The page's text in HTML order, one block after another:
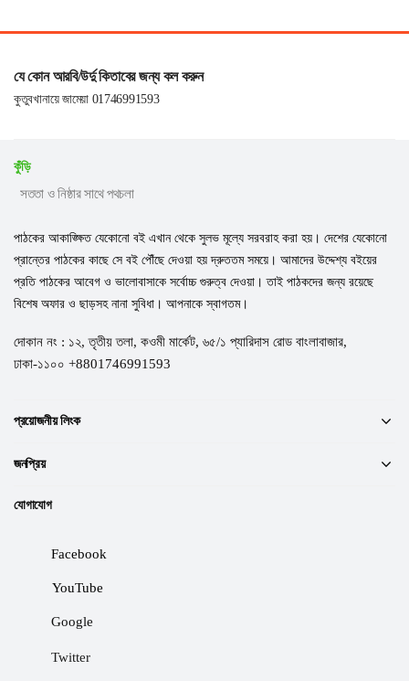
যে কোন আরবি/উর্দু কিতাবের জন্য কল করুন
কুতুবখানায়ে জামেয়া 01746991593
কুঁড়ি
সততা ও নিষ্ঠার সাথে পথচলা
পাঠকের আকাঙ্ক্ষিত যেকোনো বই এখান থেকে সুলভ মূল্যে সরবরাহ করা হয়। দেশের যেকোনো
প্রান্তের পাঠকের কাছে সে বই পৌঁছে দেওয়া হয় দ্রুততম সময়ে। আমাদের উদ্দেশ্য বইয়ের
প্রতি পাঠকের আবেগ ও ভালোবাসাকে সর্বোচ্চ গুরুত্ব দেওয়া। তাই পাঠকদের জন্য রয়েছে
বিশেষ অফার ও ছাড়সহ নানা সুবিধা। আপনাকে স্বাগতম।
দোকান নং : ১২, তৃতীয় তলা, কওমী মার্কেট, ৬৫/১ প্যারিদাস রোড বাংলাবাজার,
ঢাকা-১১০০ +8801746991593
প্রয়োজনীয় লিংক
জনপ্রিয়
যোগাযোগ
Facebook
YouTube
Google
Twitter